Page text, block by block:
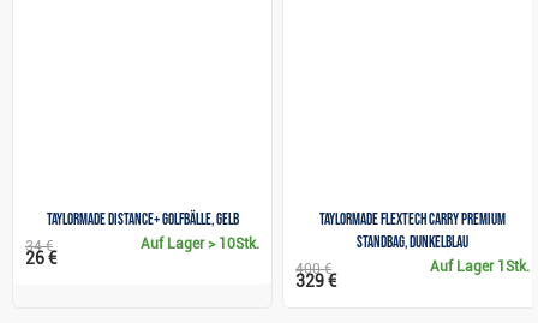
TaylorMade Distance+ Golfbälle, gelb
Auf Lager> 10Stk.
34 €
26 €
TaylorMade FlexTech Carry Premium
Standbag, dunkelblau
Auf Lager 1Stk.
400 €
329 €